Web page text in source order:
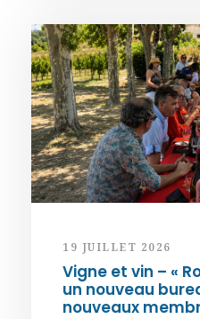
19 JUILLET 2026
Vigne et vin – «
un nouveau
nouveaux